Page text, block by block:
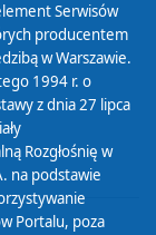
Serwisów
producentem
w Warszawie.
1994 r. o
z dnia 27 lipca
Rozgłośnię w
na podstawie
Portalu, poza